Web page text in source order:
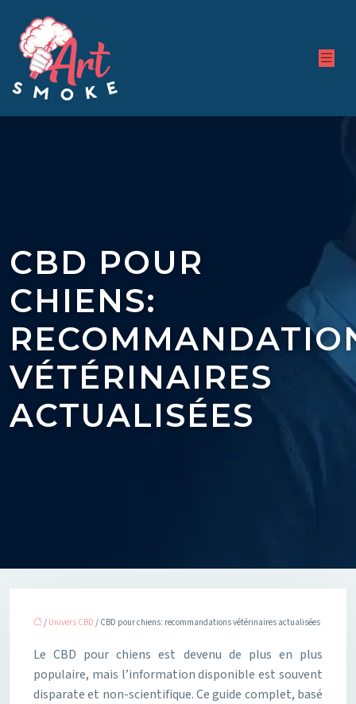
CBD POUR
CHIENS:
VÉTÉRINAIRES
ACTUALISÉES
/ Univers CBD / CBD pour chiens: recommandations vétérinaires actualisées
Le CBD pour chiens est devenu de plus en plus
populaire, mais l’information disponible est souvent
disparate et non-scientifique. Ce guide complet, basé